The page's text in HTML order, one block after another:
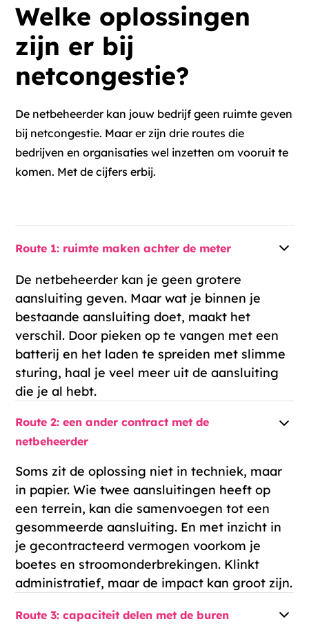
Welke oplossingen
zijn er bij
netcongestie?
De netbeheerder kan jouw bedrijf geen ruimte geven
bij netcongestie. Maar er zijn drie routes die
bedrijven en organisaties wel inzetten om vooruit te
komen. Met de cijfers erbij.
Route 1: ruimte maken achter de meter
De netbeheerder kan je geen grotere
aansluiting geven. Maar wat je binnen je
bestaande aansluiting doet, maakt het
verschil. Door pieken op te vangen met een
batterij en het laden te spreiden met slimme
sturing, haal je veel meer uit de aansluiting
die je al hebt.
Route 2: een ander contract met de
netbeheerder
Soms zit de oplossing niet in techniek, maar
in papier. Wie twee aansluitingen heeft op
een terrein, kan die samenvoegen tot een
gesommeerde aansluiting. En met inzicht in
je gecontracteerd vermogen voorkom je
boetes en stroomonderbrekingen. Klinkt
administratief, maar de impact kan groot zijn.
Route 3: capaciteit delen met de buren